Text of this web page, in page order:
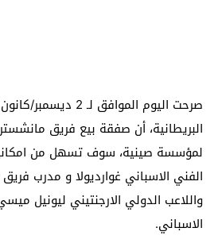
صرحت اليوم الموافق
لمؤسسة صينية، سوف تسهل من
الفني الاسباني غوارديولا و مدرب فريق
واللاعب الدولي الارجنتيني ليونيل
الاسباني.